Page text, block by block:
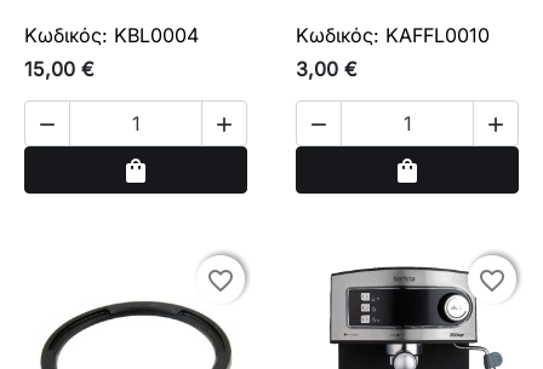
Κωδικός: KBL0004
15,00 €
 
shopping_bag
Κωδικός: KAFFL0010
3,00 €
 
shopping_bag
favorite_border
favorite_border favorite_border
favorite_border